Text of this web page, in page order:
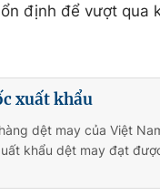
định để vượt qua
xuất khẩu
dệt may của Việt
khẩu dệt may đạt